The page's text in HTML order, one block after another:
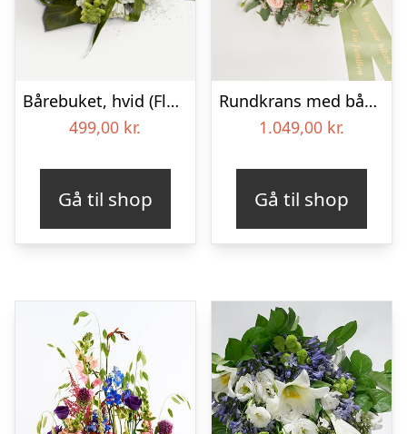
Bårebuket, hvid (Floristens kreative valg) med bånd
499,00 kr.
Gå til shop
Rundkrans med bånd – Floristens kreative valg
1.049,00 kr.
Gå til shop